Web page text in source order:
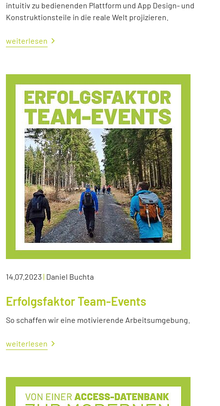
intuitiv zu bedienenden Plattform und App Design- und
Konstruktionsteile in die reale Welt projizieren.
weiterlesen
14.07.2023| Daniel Buchta
Erfolgsfaktor Team-Events
So schaffen wir eine motivierende Arbeitsumgebung.
weiterlesen